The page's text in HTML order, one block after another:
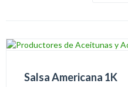
Salsa Americana 1K